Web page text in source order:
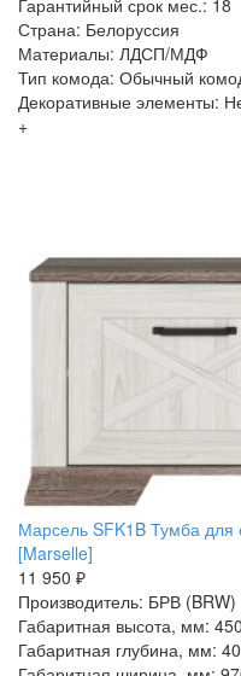
Гарантийный срок мес.: 18
Страна: Белоруссия
Материалы: ЛДСП/МДФ
Тип комода: Обычный
Декоративные элементы:
+
Марсель SFK1B Тумба для
[Marselle]
11 950 ₽
Производитель: БРВ (BRW)
Габаритная высота, мм: 450
Габаритная глубина, мм: